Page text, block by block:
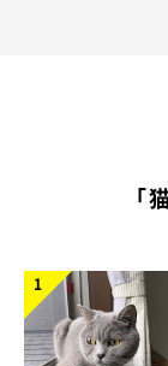
複数飼
「